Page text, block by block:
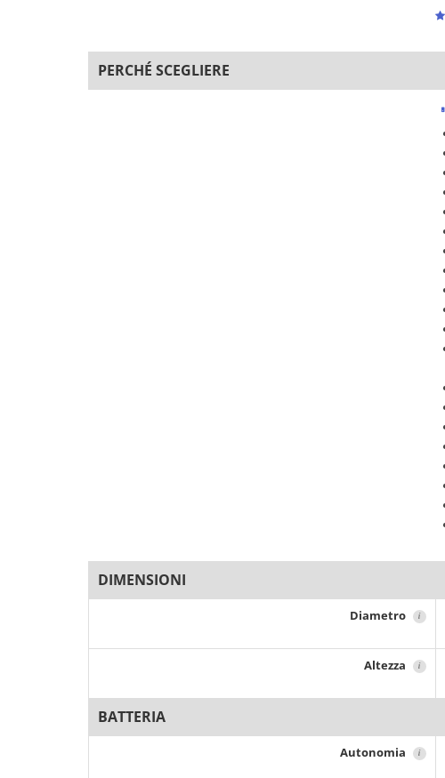
PERCHÉ SCEGLIERE
DIMENSIONI
Diametro i
Altezza i
BATTERIA
Autonomia i